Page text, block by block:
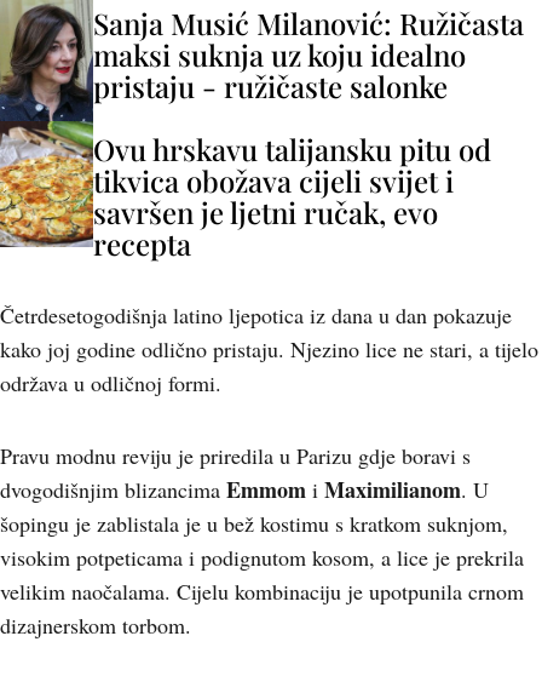
Sanja Musić Milanović: Ružičasta
maksi suknja uz koju idealno
pristaju - ružičaste salonke
Ovu hrskavu talijansku pitu od
tikvica obožava cijeli svijet i
savršen je ljetni ručak, evo
recepta
Četrdesetogodišnja latino ljepotica iz dana u dan pokazuje
kako joj godine odlično pristaju. Njezino lice ne stari, a tijelo
održava u odličnoj formi.
Pravu modnu reviju je priredila u Parizu gdje boravi s
dvogodišnjim blizancima Emmom i Maximilianom. U
šopingu je zablistala je u bež kostimu s kratkom suknjom,
visokim potpeticama i podignutom kosom, a lice je prekrila
velikim naočalama. Cijelu kombinaciju je upotpunila crnom
dizajnerskom torbom.